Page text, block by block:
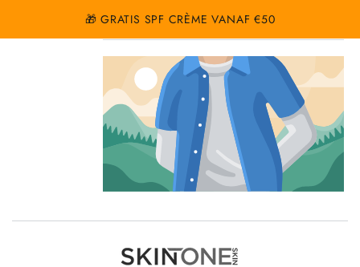
🎁 GRATIS SPF CRÈME VANAF €50
MIS DEZE KANS NIET!
News